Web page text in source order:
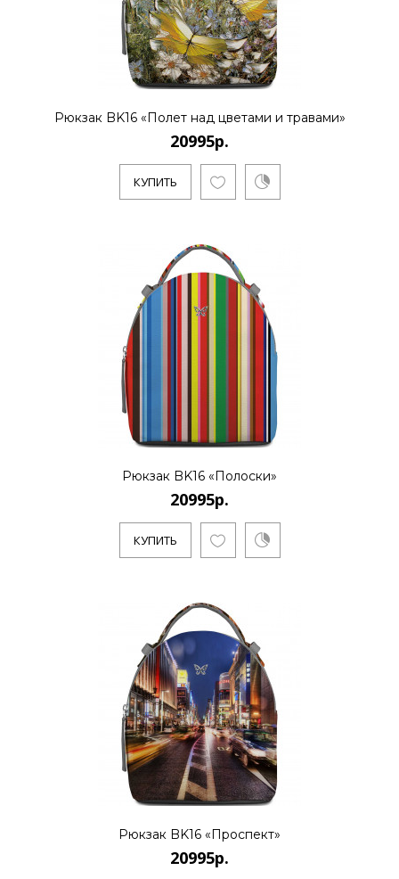
Рюкзак BK16 «Полет над цветами и травами»
20995р.
КУПИТЬ
Рюкзак BK16 «Полоски»
20995р.
КУПИТЬ
Рюкзак BK16 «Проспект»
20995р.